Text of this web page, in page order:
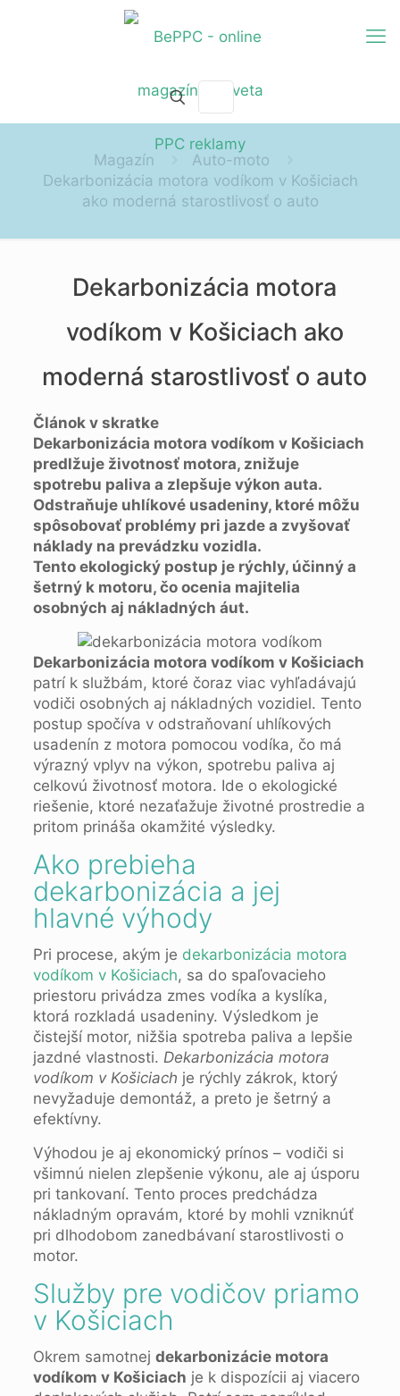
Magazín
Auto-moto
Dekarbonizácia motora vodíkom v Košiciach
ako moderná starostlivosť o auto
Dekarbonizácia motora
vodíkom v Košiciach ako
moderná starostlivosť o auto
Článok v skratke
Dekarbonizácia motora vodíkom v Košiciach
predlžuje životnosť motora, znižuje
spotrebu paliva a zlepšuje výkon auta.
Odstraňuje uhlíkové usadeniny, ktoré môžu
spôsobovať problémy pri jazde a zvyšovať
náklady na prevádzku vozidla.
Tento ekologický postup je rýchly, účinný a
šetrný k motoru, čo ocenia majitelia
osobných aj nákladných áut.
Dekarbonizácia motora vodíkom v Košiciach
patrí k službám, ktoré čoraz viac vyhľadávajú
vodiči osobných aj nákladných vozidiel. Tento
postup spočíva v odstraňovaní uhlíkových
usadenín z motora pomocou vodíka, čo má
výrazný vplyv na výkon, spotrebu paliva aj
celkovú životnosť motora. Ide o ekologické
riešenie, ktoré nezaťažuje životné prostredie a
pritom prináša okamžité výsledky.
Ako prebieha
dekarbonizácia a jej
hlavné výhody
Pri procese, akým je dekarbonizácia motora
vodíkom v Košiciach, sa do spaľovacieho
priestoru privádza zmes vodíka a kyslíka,
ktorá rozkladá usadeniny. Výsledkom je
čistejší motor, nižšia spotreba paliva a lepšie
jazdné vlastnosti. Dekarbonizácia motora
vodíkom v Košiciach je rýchly zákrok, ktorý
nevyžaduje demontáž, a preto je šetrný a
efektívny.
Výhodou je aj ekonomický prínos – vodiči si
všimnú nielen zlepšenie výkonu, ale aj úsporu
pri tankovaní. Tento proces predchádza
nákladným opravám, ktoré by mohli vzniknúť
pri dlhodobom zanedbávaní starostlivosti o
motor.
Služby pre vodičov priamo
v Košiciach
Okrem samotnej dekarbonizácie motora
vodíkom v Košiciach je k dispozícii aj viacero